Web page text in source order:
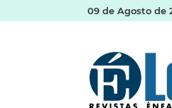
09 de Agosto de